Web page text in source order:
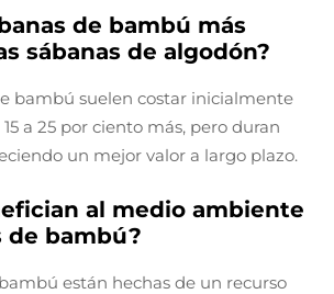
de bambú más
sábanas de algodón?
bambú suelen costar inicialmente
a 25 por ciento más, pero duran
un mejor valor a largo plazo.
al medio ambiente
de bambú?
están hechas de un recurso